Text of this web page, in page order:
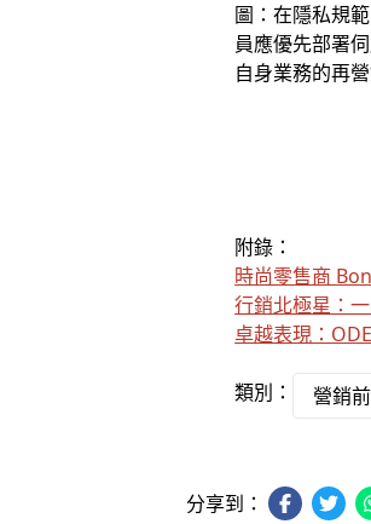
圖：在隱私規
員應優先部署
自身業務的再
附錄：
時尚零售商
行銷北極星：
卓越表現：
類別： 營銷
分享到：